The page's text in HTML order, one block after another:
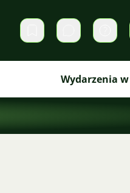
Prywatne
Wydarzenia